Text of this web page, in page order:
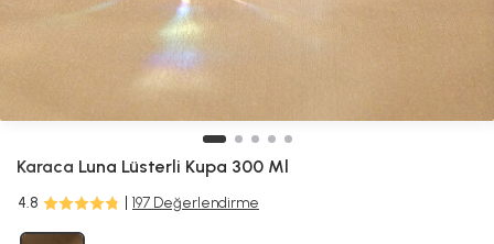
Karaca Luna Lüsterli Kupa 300 Ml
4.8 197 Değerlendirme